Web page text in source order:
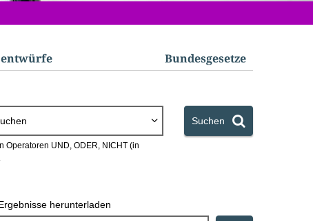
Bundes­gesetze
Suchen
Operatoren UND, ODER, NICHT (in
.
herunterladen